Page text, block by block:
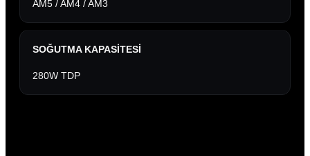
AM5 / AM4 / AM3
SOĞUTMA KAPASITESI
280W TDP